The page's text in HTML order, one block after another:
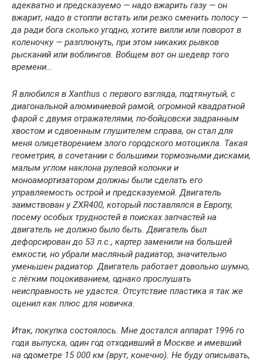
адекватно и предсказуемо — надо вжарить газу — он
вжарит, надо в стоппи встать или резко сменить полосу —
да ради бога сколько угодно, хотите вилли или поворот в
коленочку — разплюнуть, при этом никаких рывков
рысканий или воблингов. Вобщем вот он шедевр того
времени…
Я влюбился в Xanthus с первого взгляда, подтянутый, с
диагональной алюминиевой рамой, огромной квадратной
фарой с двумя отражателями, по-бойцовски задранным
хвостом и сдвоенным глушителем справа, он стал для
меня олицетворением злого городского мотоцикла. Такая
геометрия, в сочетании с большими тормозными дисками,
малым углом наклона рулевой колонки и
моноамортизатором должны были сделать его
управляемость острой и предсказуемой. Двигатель
заимствован у ZXR400, который поставлялся в Европу,
посему особых трудностей в поисках запчастей на
двигатель не должно было быть. Двигатель был
дефорсирован до 53 л.с., картер заменили на большей
емкости, но убрали масляный радиатор, значительно
уменьшен радиатор. Двигатель работает довольно шумно,
с лёгким поцокиванием, однако прослушать
неисправность не удастся. Отсутствие пластика я так же
оценил как плюс для новичка.
Итак, покупка состоялось. Мне достался аппарат 1996 го
года выпуска, один год отходивший в Москве и имевший
на одометре 15 000 км (врут, конечно). Не буду описывать,